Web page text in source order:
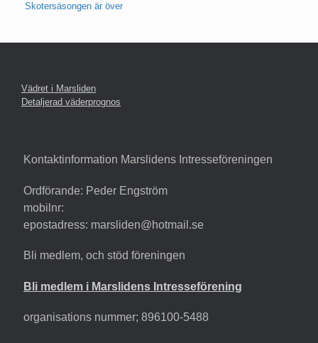
Skotersäsongen är över
Vädret i Marsliden
Detaljerad väderprognos
Kontaktinformation Marslidens Intresseföreningen
Ordförande: Peder Engström
mobilnr:
epostadress: marsliden@hotmail.se
Bli medlem, och stöd föreningen
Bli medlem i Marslidens Intresseförening
organisations nummer; 896100-5488